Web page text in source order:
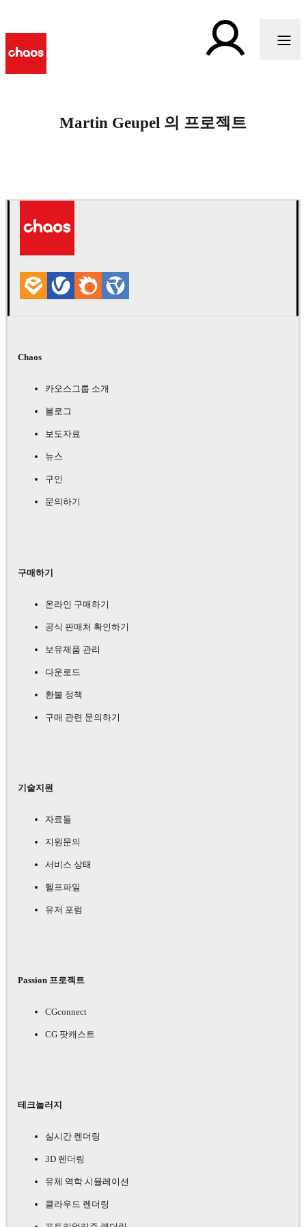
Martin Geupel 의 프로젝트
Chaos
카오스그룹 소개
블로그
보도자료
뉴스
구인
문의하기
구매하기
온라인 구매하기
공식 판매처 확인하기
보유제품 관리
다운로드
환불 정책
구매 관련 문의하기
기술지원
자료들
지원문의
서비스 상태
헬프파일
유저 포럼
Passion 프로젝트
CGconnect
CG 팟캐스트
테크놀러지
실시간 렌더링
3D 렌더링
유체 역학 시뮬레이션
클라우드 렌더링